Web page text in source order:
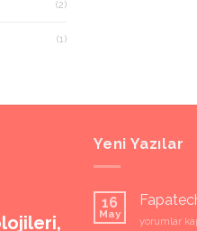
(2)
(1)
Yeni Yazılar
16
May
Fapatech
yorumlar